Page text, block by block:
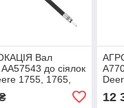
Вал
AA57543 до сіялок
1755, 1765,
1760, DB90
ID:
12